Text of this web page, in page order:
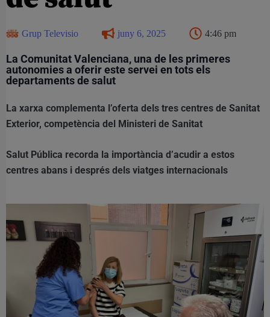
Grup Televisio juny 6, 2025 4:46 pm
La Comunitat Valenciana, una de les primeres
autonomies a oferir este servei en tots els
departaments de salut
La xarxa complementa l’oferta dels tres centres de Sanitat
Exterior, competència del Ministeri de Sanitat
Salut Pública recorda la importància d’acudir a estos
centres abans i després dels viatges internacionals